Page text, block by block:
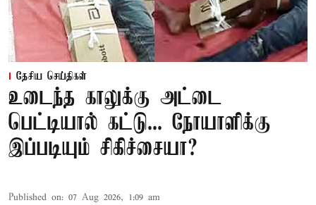
தேசிய செய்திகள்
உடைந்த காலுக்கு அட்டை
பெட்டியால் கட்டு... நோயாளிக்கு
இப்படியும் சிகிச்சையா?
Published on: 07 Aug 2026, 1:09 am